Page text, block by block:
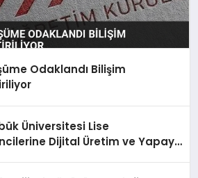
Odaklandı Bilişim
Üniversitesi Lise
Dijital Üretim ve Yapay